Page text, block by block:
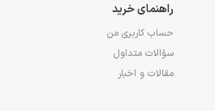
راهنمای خرید
حساب کاربری من
سؤالات متداول
مقالات و اخبار